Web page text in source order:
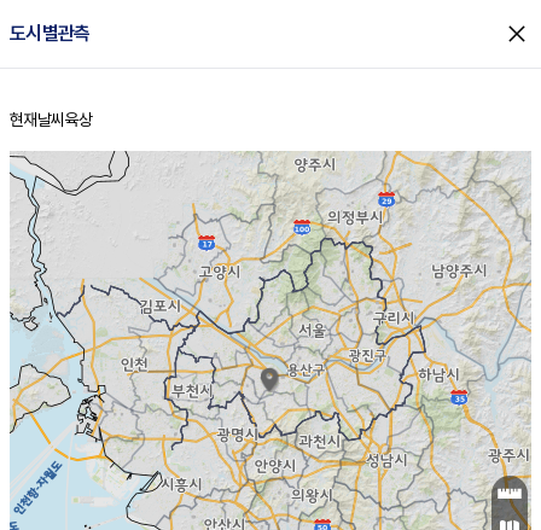
도시별관측 close
홈
현재날씨 육상